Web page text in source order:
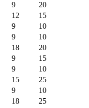
9
20
12
15
9
10
9
10
18
20
9
15
9
10
15
25
9
10
18
25